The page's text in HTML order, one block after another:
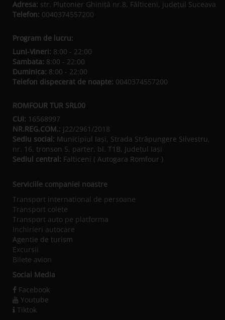
Adresa: str. Plutonier Ghiniţă nr.8, Fălticeni, judeţul Suceava
Telefon: 0040374557200
Program de lucru:
Luni-Vineri: 8:00 - 22:00
Sambata: 8:00 - 22:00
Duminica: 8:00 - 22:00
Telefon dispecerat de noapte: 0040374557200
ROMFOUR TUR SRL00
CUI: 16568997
NR.REG.COM.: J22/2961/2018
Sediu social: Municipiul Iaşi, Strada Străpungere Silvestru,
nr. 16, tronson 5, parter, bl. T1B, Județul Iaşi
Sediul central: Falticeni ( Autogara Romfour )
Serviciile companiei noastre
Transport international de persoane
Transport colete
Transport auto pe platforma
Inchirieri autocare
Agentie de turism
Excursii
Bilete avion
Social Media
Facebook
Youtube
Tiktok